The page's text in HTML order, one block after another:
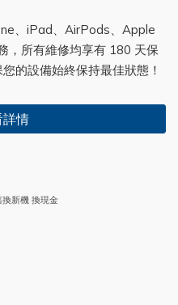
、iPad、AirPods、Apple
，所有維修均享有 180 天保
的設備始終保持最佳狀態！
詳情